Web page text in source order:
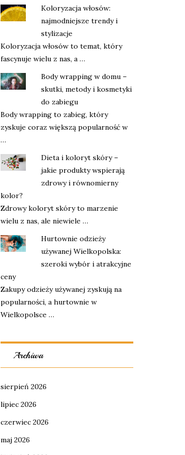
Koloryzacja włosów:
najmodniejsze trendy i
stylizacje
Koloryzacja włosów to temat, który
fascynuje wielu z nas, a …
Body wrapping w domu –
skutki, metody i kosmetyki
do zabiegu
Body wrapping to zabieg, który
zyskuje coraz większą popularność w
…
Dieta i koloryt skóry –
jakie produkty wspierają
zdrowy i równomierny
kolor?
Zdrowy koloryt skóry to marzenie
wielu z nas, ale niewiele …
Hurtownie odzieży
używanej Wielkopolska:
szeroki wybór i atrakcyjne
ceny
Zakupy odzieży używanej zyskują na
popularności, a hurtownie w
Wielkopolsce …
Archiwa
sierpień 2026
lipiec 2026
czerwiec 2026
maj 2026